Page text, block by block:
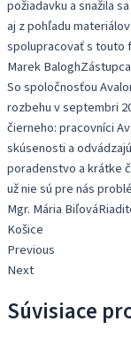
požiadavku a snažila
aj z pohľadu
spolupracovať s touto
Marek Balogh
So spoločnosťou
rozbehu v septembri
čierneho: pracovníci
skúsenosti a
poradenstvo a krátke
už nie sú pre nás
Mgr. Mária Biľová
Košice
Previous
Next
Súvisiace